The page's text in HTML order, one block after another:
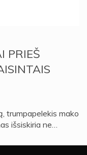
PRIEŠ
trumpapelekis mako
išsiskiria ne…